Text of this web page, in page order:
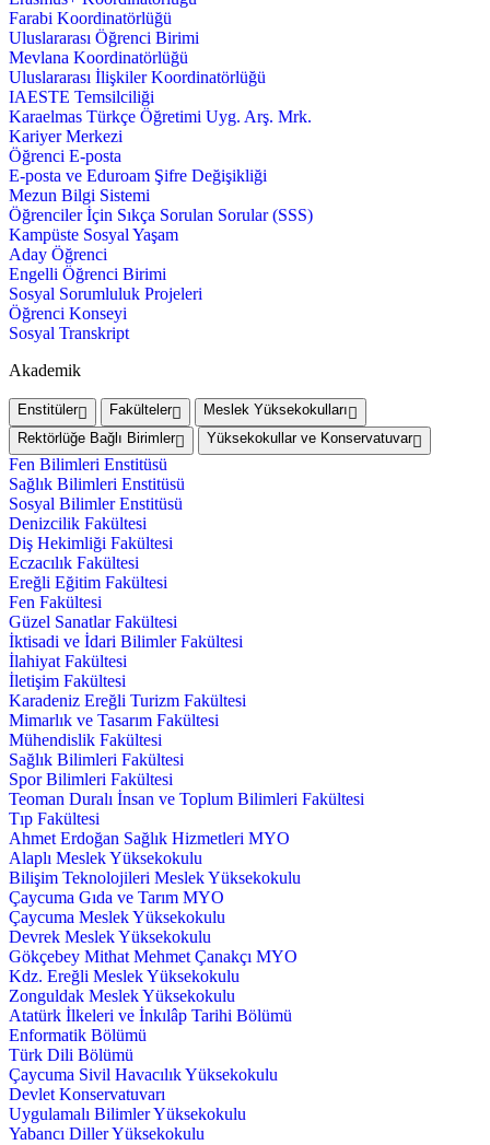
Farabi Koordinatörlüğü
Uluslararası Öğrenci Birimi
Mevlana Koordinatörlüğü
Uluslararası İlişkiler Koordinatörlüğü
IAESTE Temsilciliği
Karaelmas Türkçe Öğretimi Uyg. Arş. Mrk.
Kariyer Merkezi
Öğrenci E-posta
E-posta ve Eduroam Şifre Değişikliği
Mezun Bilgi Sistemi
Öğrenciler İçin Sıkça Sorulan Sorular (SSS)
Kampüste Sosyal Yaşam
Aday Öğrenci
Engelli Öğrenci Birimi
Sosyal Sorumluluk Projeleri
Öğrenci Konseyi
Sosyal Transkript
Akademik
Enstitüler Fakülteler
Meslek Yüksekokulları
Rektörlüğe Bağlı Birimler
Yüksekokullar ve Konservatuvar
Fen Bilimleri Enstitüsü
Sağlık Bilimleri Enstitüsü
Sosyal Bilimler Enstitüsü
Denizcilik Fakültesi
Diş Hekimliği Fakültesi
Eczacılık Fakültesi
Ereğli Eğitim Fakültesi
Fen Fakültesi
Güzel Sanatlar Fakültesi
İktisadi ve İdari Bilimler Fakültesi
İlahiyat Fakültesi
İletişim Fakültesi
Karadeniz Ereğli Turizm Fakültesi
Mimarlık ve Tasarım Fakültesi
Mühendislik Fakültesi
Sağlık Bilimleri Fakültesi
Spor Bilimleri Fakültesi
Teoman Duralı İnsan ve Toplum Bilimleri Fakültesi
Tıp Fakültesi
Ahmet Erdoğan Sağlık Hizmetleri MYO
Alaplı Meslek Yüksekokulu
Bilişim Teknolojileri Meslek Yüksekokulu
Çaycuma Gıda ve Tarım MYO
Çaycuma Meslek Yüksekokulu
Devrek Meslek Yüksekokulu
Gökçebey Mithat Mehmet Çanakçı MYO
Kdz. Ereğli Meslek Yüksekokulu
Zonguldak Meslek Yüksekokulu
Atatürk İlkeleri ve İnkılâp Tarihi Bölümü
Enformatik Bölümü
Türk Dili Bölümü
Çaycuma Sivil Havacılık Yüksekokulu
Devlet Konservatuvarı
Uygulamalı Bilimler Yüksekokulu
Yabancı Diller Yüksekokulu